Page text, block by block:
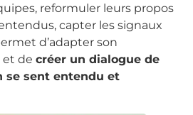
reformuler leurs propos
capter les signaux
d’adapter son
de créer un dialogue de
se sent entendu et